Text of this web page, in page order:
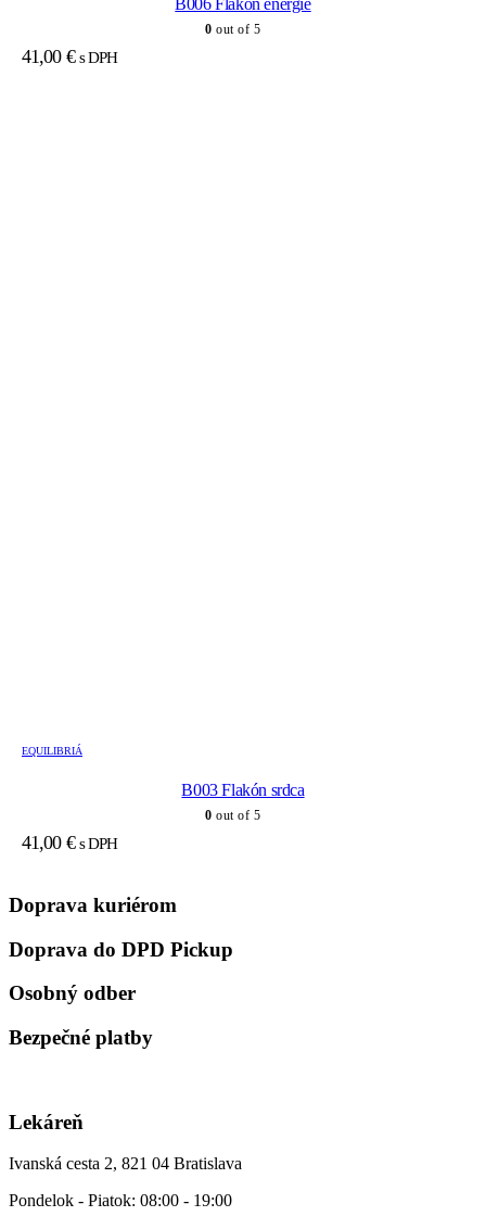
B006 Flakón energie
0 out of 5
41,00 € s DPH
EQUILIBRIÁ
B003 Flakón srdca
0 out of 5
41,00 € s DPH
Doprava kuriérom
Doprava do DPD Pickup
Osobný odber
Bezpečné platby
Lekáreň
Ivanská cesta 2, 821 04 Bratislava
Pondelok - Piatok: 08:00 - 19:00